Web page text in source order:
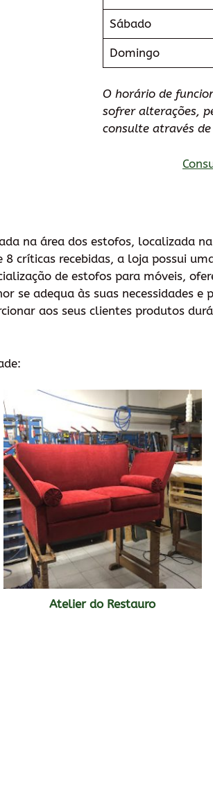
Sábado
Domingo
O horário de
sofrer alterações,
consulte através
na área dos estofos, localizada
críticas recebidas, a loja possui
de estofos para móveis,
se adequa às suas necessidades e
aos seus clientes produtos
Atelier do Restauro